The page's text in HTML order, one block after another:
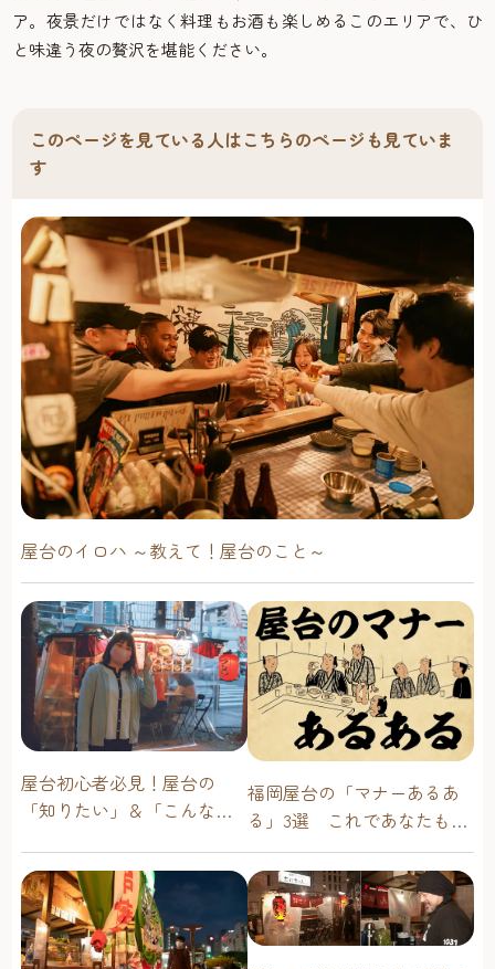
ア。夜景だけではなく料理もお酒も楽しめるこのエリアで、ひ
と味違う夜の贅沢を堪能ください。
このページを見ている人はこちらのページも見ていま
す
屋台のイロハ ～教えて！屋台のこと～
屋台初心者必見！屋台の
「知りたい」＆「こんな時
問に答えます！
福岡屋台の「マナーあるあ
る」3選 これであなたも屋
台通！